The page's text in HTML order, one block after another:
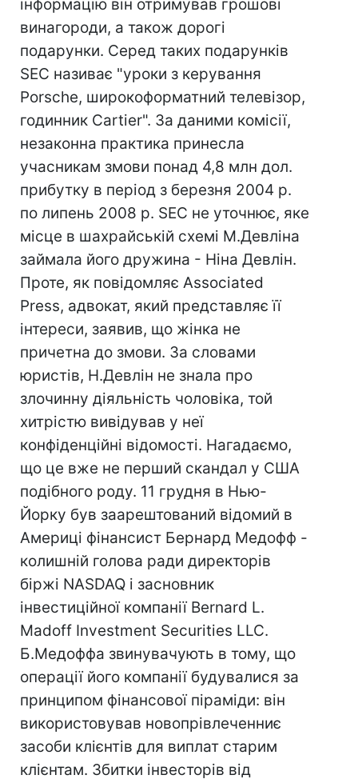
інформацію він отримував грошові
винагороди, а також дорогі
подарунки. Серед таких подарунків
SEC називає "уроки з керування
Porsche, широкоформатний телевізор,
годинник Cartier". За даними комісії,
незаконна практика принесла
учасникам змови понад 4,8 млн дол.
прибутку в період з березня 2004 р.
по липень 2008 р. SEC не уточнює, яке
місце в шахрайській схемі М.Девліна
займала його дружина - Ніна Девлін.
Проте, як повідомляє Associated
Press, адвокат, який представляє її
інтереси, заявив, що жінка не
причетна до змови. За словами
юристів, Н.Девлін не знала про
злочинну діяльність чоловіка, той
хитрістю вивідував у неї
конфіденційні відомості. Нагадаємо,
що це вже не перший скандал у США
подібного роду. 11 грудня в Нью-
Йорку був заарештований відомий в
Америці фінансист Бернард Медофф -
колишній голова ради директорів
біржі NASDAQ і засновник
інвестиційної компанії Bernard L.
Madoff Investment Securities LLC.
Б.Медоффа звинувачують в тому, що
операції його компанії будувалися за
принципом фінансової піраміди: він
використовував новопрівлеченниє
засоби клієнтів для виплат старим
клієнтам. Збитки інвесторів від